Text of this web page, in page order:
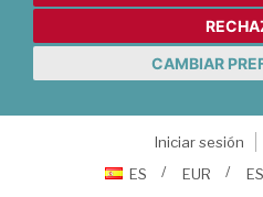
CAMBIAR
Iniciar sesión
ES
EUR